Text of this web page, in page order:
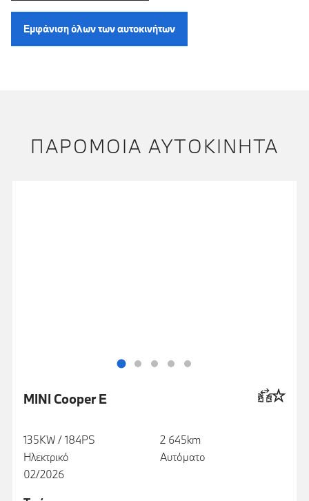
Εμφάνιση όλων των αυτοκινήτων
ΠΑΡΌΜΟΙΑ ΑΥΤΟΚΊΝΗΤΑ
MINI Cooper E
135KW / 184PS
Ηλεκτρικό
02/2026
2 645km
Αυτόματο